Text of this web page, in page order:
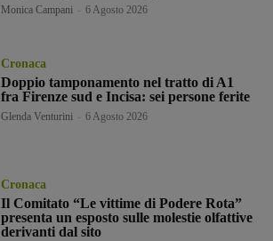
Monica Campani 6 Agosto 2026
Cronaca
Doppio tamponamento nel tratto di A1
fra Firenze sud e Incisa: sei persone ferite
Glenda Venturini 6 Agosto 2026
Cronaca
Il Comitato “Le vittime di Podere Rota”
presenta un esposto sulle molestie olfattive
derivanti dal sito